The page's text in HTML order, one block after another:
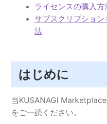
ライセンスの購入方
サブスクリプショ
法
はじめに
当KUSANAGI Marketplace
をご一読ください。